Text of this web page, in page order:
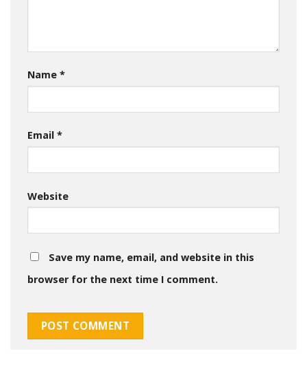
Name *
Email *
Website
Save my name, email, and website in this
browser for the next time I comment.